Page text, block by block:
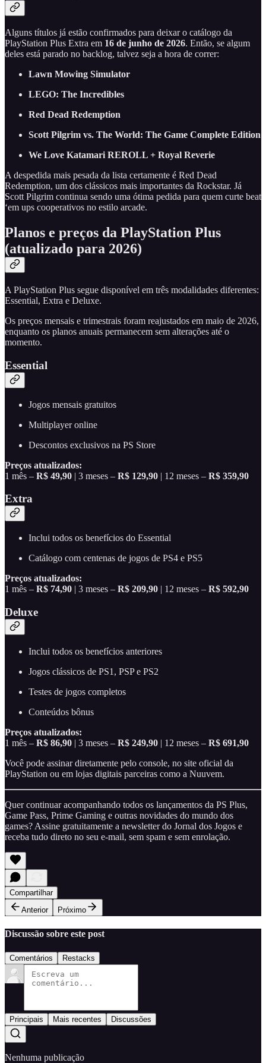
Alguns títulos já estão confirmados para deixar o catálogo da
PlayStation Plus Extra em 16 de junho de 2026. Então, se algum
deles está parado no backlog, talvez seja a hora de correr:
Lawn Mowing Simulator
LEGO: The Incredibles
Red Dead Redemption
Scott Pilgrim vs. The World: The Game Complete Edition
We Love Katamari REROLL + Royal Reverie
A despedida mais pesada da lista certamente é Red Dead
Redemption, um dos clássicos mais importantes da Rockstar. Já
Scott Pilgrim continua sendo uma ótima pedida para quem curte beat
‘em ups cooperativos no estilo arcade.
Planos e preços da PlayStation Plus
(atualizado para 2026)
A PlayStation Plus segue disponível em três modalidades diferentes:
Essential, Extra e Deluxe.
Os preços mensais e trimestrais foram reajustados em maio de 2026,
enquanto os planos anuais permanecem sem alterações até o
momento.
Essential
Jogos mensais gratuitos
Multiplayer online
Descontos exclusivos na PS Store
Preços atualizados:
1 mês – R$ 49,90 | 3 meses – R$ 129,90 | 12 meses – R$ 359,90
Extra
Inclui todos os benefícios do Essential
Catálogo com centenas de jogos de PS4 e PS5
Preços atualizados:
1 mês – R$ 74,90 | 3 meses – R$ 209,90 | 12 meses – R$ 592,90
Deluxe
Inclui todos os benefícios anteriores
Jogos clássicos de PS1, PSP e PS2
Testes de jogos completos
Conteúdos bônus
Preços atualizados:
1 mês – R$ 86,90 | 3 meses – R$ 249,90 | 12 meses – R$ 691,90
Você pode assinar diretamente pelo console, no site oficial da
PlayStation ou em lojas digitais parceiras como a Nuuvem.
Quer continuar acompanhando todos os lançamentos da PS Plus,
Game Pass, Prime Gaming e outras novidades do mundo dos
games? Assine gratuitamente a newsletter do Jornal dos Jogos e
receba tudo direto no seu e-mail, sem spam e sem enrolação.
Compartilhar
Anterior
Próximo
Discussão sobre este post
Comentários Restacks
Principais Mais recentes Discussões
Nenhuma publicação